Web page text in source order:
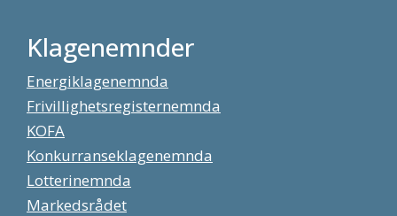
Klagenemnder
Energiklagenemnda
Frivillighetsregisternemnda
KOFA
Konkurranseklagenemnda
Lotterinemnda
Markedsrådet